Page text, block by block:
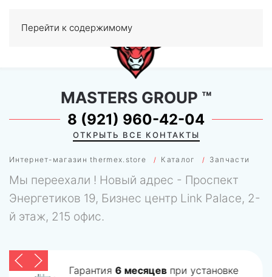
Перейти к содержимому
0
Интернет-магазин thermex.store Каталог Запчасти
MASTERS GROUP ™
8 (921) 960-42-04
ОТКРЫТЬ ВСЕ КОНТАКТЫ
Мы переехали ! Новый адрес - Проспект
Энергетиков 19, Бизнес центр Link Palace, 2-
й этаж, 215 офис.
Гарантия 6 месяцевпри установке